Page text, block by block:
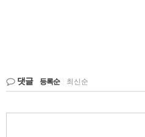
댓글 등록순 최신순